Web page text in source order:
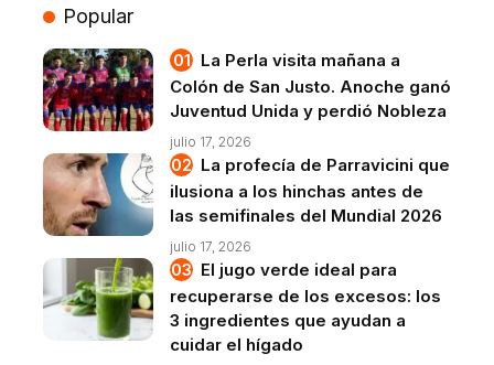
Popular
La Perla visita mañana a
Colón de San Justo. Anoche ganó
Juventud Unida y perdió Nobleza
julio 17, 2026
La profecía de Parravicini que
ilusiona a los hinchas antes de
las semifinales del Mundial 2026
julio 17, 2026
El jugo verde ideal para
recuperarse de los excesos: los
3 ingredientes que ayudan a
cuidar el hígado